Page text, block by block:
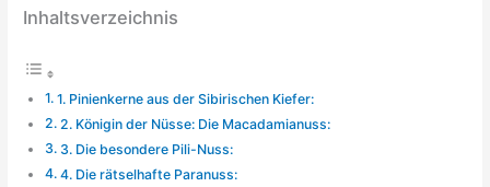
Inhaltsverzeichnis
1. Pinienkerne aus der Sibirischen Kiefer:
2. Königin der Nüsse: Die Macadamianuss:
3. Die besondere Pili-Nuss:
4. Die rätselhafte Paranuss: